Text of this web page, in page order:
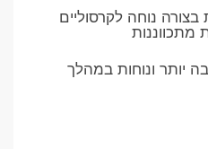
נוחה לקרסוליים
מתכווננות
יותר ונוחות במהלך